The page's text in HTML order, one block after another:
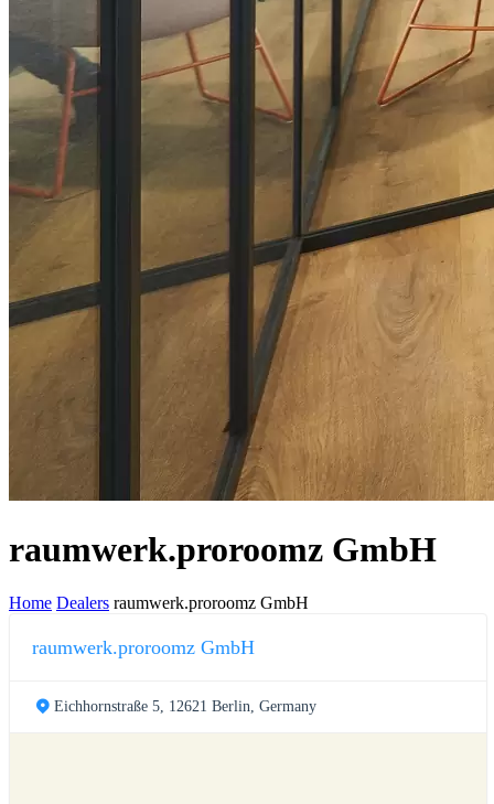
raumwerk.proroomz GmbH
Home Dealers raumwerk.proroomz GmbH
raumwerk.proroomz GmbH
Eichhornstraße 5, 12621 Berlin, Germany